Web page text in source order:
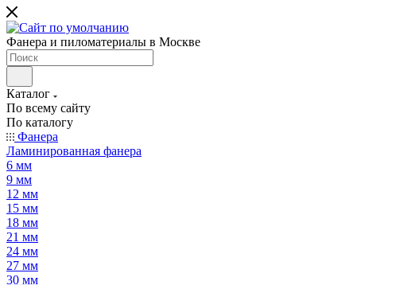
Фанера и пиломатериалы в Москве
Каталог
По всему сайту
По каталогу
Фанера
Ламинированная фанера
6 мм
9 мм
12 мм
15 мм
18 мм
21 мм
24 мм
27 мм
30 мм